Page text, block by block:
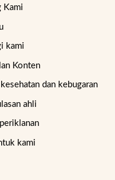
Kami
kami
Konten
kesehatan dan kebugaran
ahli
kami